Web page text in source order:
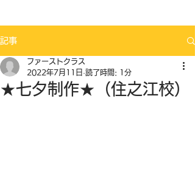
記事
★七夕制作★（住之江校）
ファーストクラス
2022年7月11日 読了時間: 1分